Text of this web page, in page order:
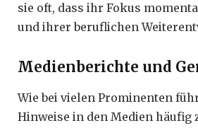
sie oft, dass ihr Fokus
und ihrer beruflichen
Medienberichte und
Wie bei vielen Prominenten
Hinweise in den Medien häufig